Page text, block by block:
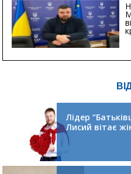
Лідер
Лисий вітає